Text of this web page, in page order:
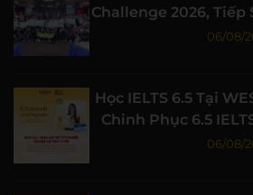
Challenge 2026, Tiếp
06/08/
Học IELTS 6.5 Tại
Chinh Phục 6.5
Học Tập
06/08/